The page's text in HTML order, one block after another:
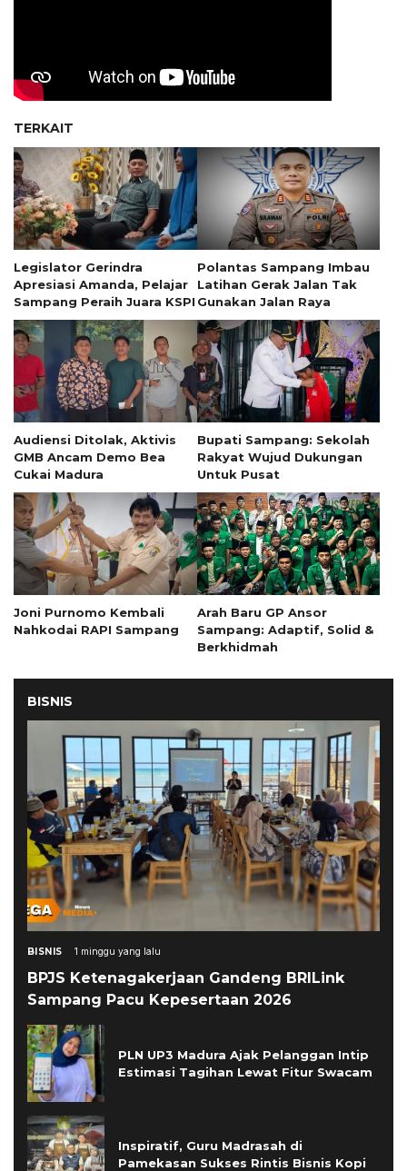
TERKAIT
Legislator Gerindra
Apresiasi Amanda, Pelajar
Sampang Peraih Juara KSPI
Polantas Sampang Imbau
Latihan Gerak Jalan Tak
Gunakan Jalan Raya
Audiensi Ditolak, Aktivis
GMB Ancam Demo Bea
Cukai Madura
Bupati Sampang: Sekolah
Rakyat Wujud Dukungan
Untuk Pusat
Joni Purnomo Kembali
Nahkodai RAPI Sampang
Arah Baru GP Ansor
Sampang: Adaptif, Solid &
Berkhidmah
BISNIS
BISNIS 1 minggu yang lalu
BPJS Ketenagakerjaan Gandeng BRILink
Sampang Pacu Kepesertaan 2026
PLN UP3 Madura Ajak Pelanggan Intip
Estimasi Tagihan Lewat Fitur Swacam
Inspiratif, Guru Madrasah di
Pamekasan Sukses Rintis Bisnis Kopi